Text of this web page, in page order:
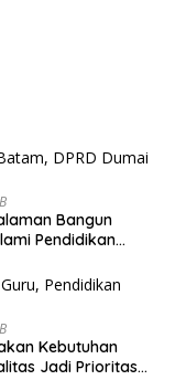
Bangun
Pendidikan
Kebutuhan
Jadi Prioritas